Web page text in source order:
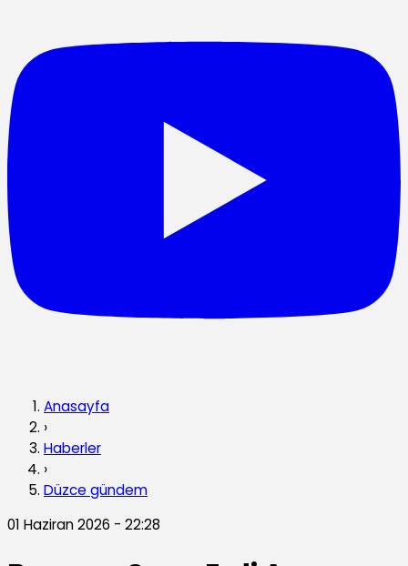
Anasayfa
›
Haberler
›
Düzce gündem
01 Haziran 2026 - 22:28